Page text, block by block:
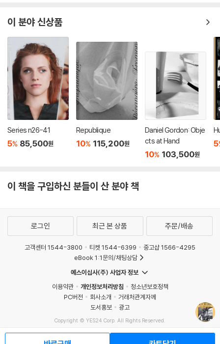
이 분야 신상품
Series n26-41
5% 85,500원
Republique
10% 115,200원
Daniel Gordon: Obje
cts at Hand
10% 103,500원
5
이 책을 구입하신 분들이 산 분야 책
로그인 최근 본 상품 주문/배송
고객센터 1544-3800 티켓 1544-6399
중고샵 1566-4295
eBook 1:1문의/채팅상담
예스이십사(주) 사업자 정보
이용약관
개인정보처리방침
청소년보호정책
PC버전
회사소개
거래처관계자께
도서홍보
광고
Copyright © YES24 Corp. All Rights Reserved.